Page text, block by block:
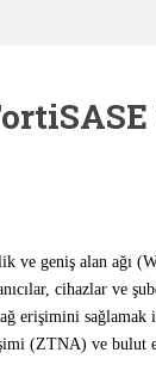
ve geniş alan ağı
cihazlar ve
erişimini sağlamak
(ZTNA) ve